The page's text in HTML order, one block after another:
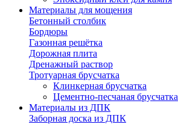
Материалы для мощения
Бетонный столбик
Бордюры
Газонная решётка
Дорожная плита
Дренажный раствор
Тротуарная брусчатка
Клинкерная брусчатка
Цементно-песчаная брусчатка
Материалы из ДПК
Заборная доска из ДПК